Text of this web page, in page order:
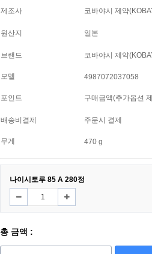
제조사 코바야시 제약
원산지 일본
브랜드 코바야시 제약
모델 4987072037058
포인트 구매금액(추가옵션
배송비결제 주문시 결제
무게 470 g
나이시토루 85 A 280정
총 금액 :